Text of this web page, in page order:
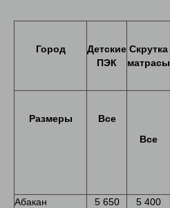
Город
Детские
ПЭК
Скрутка
матрасы
Размеры
Все
Все
Абакан
5 650 5 400